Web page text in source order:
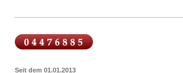
Seit dem 01.01.2013